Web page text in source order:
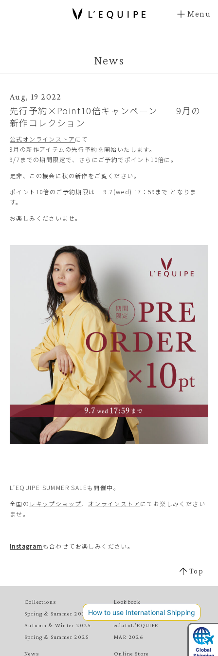
Menu
News
Aug, 19 2022
先行予約×Point10倍キャンペーン 9月の
新作コレクション
公式オンラインストアにて
9月の新作アイテムの先行予約を開始いたします。
9/7までの期間限定で、さらにご予約でポイント10倍に。
是非、この機会に秋の新作をご覧ください。
ポイント10倍のご予約期限は 9.7(wed) 17：59まで となりま
す。
お楽しみくださいませ。
L’EQUIPE SUMMER SALEも開催中。
全国の レキップショップ、 オンラインストアにてお楽しみください
ませ。
Instagramも合わせてお楽しみください。
Top
Collections
Spring & Summer 2026
Autumn & Winter 2025
Spring & Summer 2025
Lookbook
MAY 2026
eclat×L'EQUIPE
MAR 2026
News Online Store